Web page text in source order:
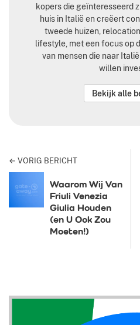
kopers die geïnteresseerd
huis in Italië en creëert
tweede huizen,
lifestyle, met een focus op
van mensen die naar
willen
Bekijk alle
← VORIG BERICHT
Waarom Wij Van
Friuli Venezia
Giulia Houden
(en U Ook Zou
Moeten!)